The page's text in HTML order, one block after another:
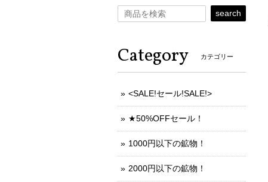
search
Category カテゴリー
<SALE!セール!SALE!>
★50%OFFセール！
1000円以下の鉱物！
2000円以下の鉱物！